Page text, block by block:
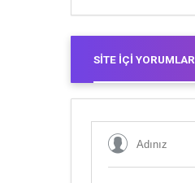
SITE İÇI YORUMLAR